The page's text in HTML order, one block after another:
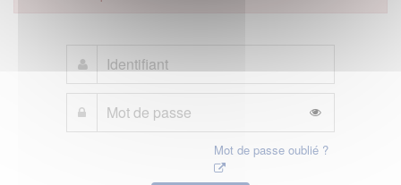
Mot de passe oublié ?